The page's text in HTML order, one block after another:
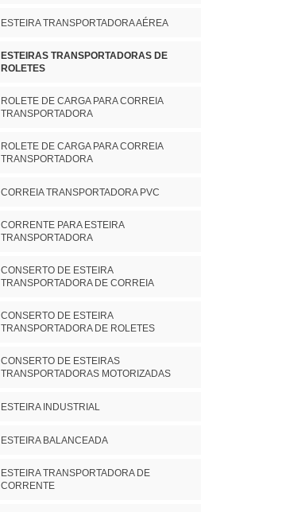
ESTEIRA TRANSPORTADORA AÉREA
ESTEIRAS TRANSPORTADORAS DE
ROLETES
ROLETE DE CARGA PARA CORREIA
TRANSPORTADORA
ROLETE DE CARGA PARA CORREIA
TRANSPORTADORA
CORREIA TRANSPORTADORA PVC
CORRENTE PARA ESTEIRA
TRANSPORTADORA
CONSERTO DE ESTEIRA
TRANSPORTADORA DE CORREIA
CONSERTO DE ESTEIRA
TRANSPORTADORA DE ROLETES
CONSERTO DE ESTEIRAS
TRANSPORTADORAS MOTORIZADAS
ESTEIRA INDUSTRIAL
ESTEIRA BALANCEADA
ESTEIRA TRANSPORTADORA DE
CORRENTE